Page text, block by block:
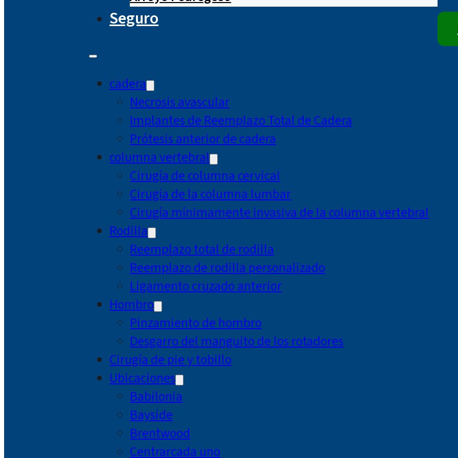
Seguro
cadera
Necrosis avascular
Implantes de Reemplazo Total de Cadera
Prótesis anterior de cadera
columna vertebral
Cirugía de columna cervical
Cirugía de la columna lumbar
Cirugía mínimamente invasiva de la columna vertebral
Rodilla
Reemplazo total de rodilla
Reemplazo de rodilla personalizado
Ligamento cruzado anterior
Hombro
Pinzamiento de hombro
Desgarro del manguito de los rotadores
Cirugía de pie y tobillo
Ubicaciones
Babilonia
Bayside
Brentwood
Centrarcada uno